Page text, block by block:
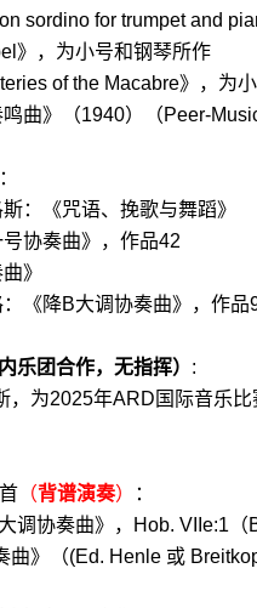
sordino for trumpet and
》，为小号和钢琴所作
of the Macabre》，为
鸣曲》（1940）（Peer-
斯：
《咒语、挽歌与舞蹈》
号协奏曲》，作品42
》
： 《降B大调协奏曲》，作品
乐团合作，无指挥） :
，为2025年ARD 国际音乐比
（背谱演奏）
：
大调协奏曲》， Hob. VIIe:1 （
曲》（(Ed. Henle 或